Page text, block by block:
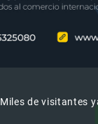
Miles de visitantes